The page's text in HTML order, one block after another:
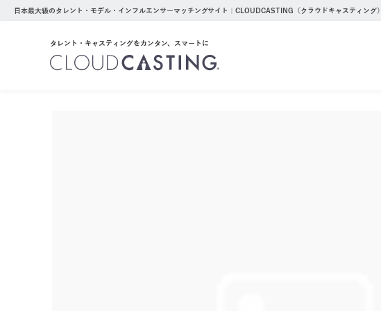
日本最大級のタレント・モデル・インフルエンサーマッチングサイト｜CLOUDCASTING（クラウドキャスティング）
タレント・キャスティングをカンタン、スマートに